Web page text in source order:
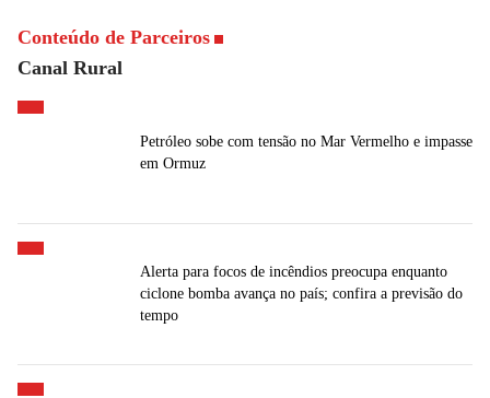
Conteúdo de Parceiros
Canal Rural
Petróleo sobe com tensão no Mar Vermelho e impasse
em Ormuz
Alerta para focos de incêndios preocupa enquanto
ciclone bomba avança no país; confira a previsão do
tempo